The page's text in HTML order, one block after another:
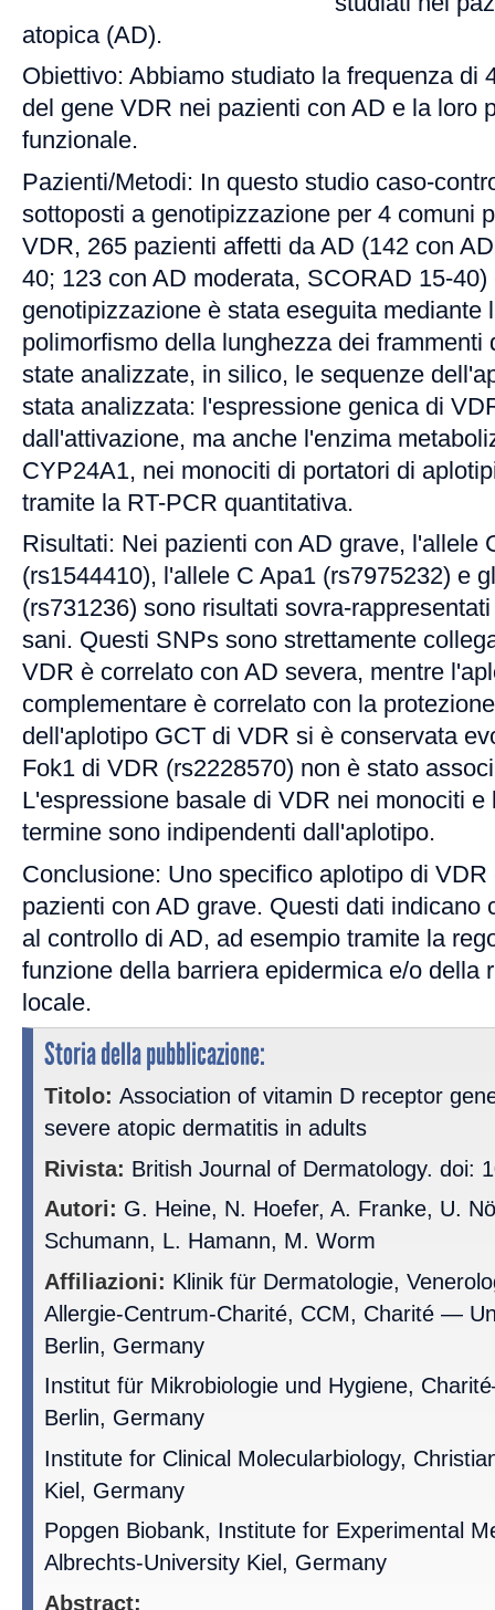
atopica (AD).
Obiettivo: Abbiamo studiato la frequenza di
del gene VDR nei pazienti con AD e la loro
funzionale.
Pazienti/Metodi: In questo studio caso-
sottoposti a genotipizzazione per 4 comuni
VDR, 265 pazienti affetti da AD (142 con
40; 123 con AD moderata, SCORAD 15-
genotipizzazione è stata eseguita mediante
polimorfismo della lunghezza dei frammenti
state analizzate, in silico, le sequenze
stata analizzata: l'espressione genica di
dall'attivazione, ma anche l'enzima
CYP24A1, nei monociti di portatori di
tramite la RT-PCR quantitativa.
Risultati: Nei pazienti con AD grave, l'allele
(rs1544410), l'allele C Apa1 (rs7975232) e
(rs731236) sono risultati sovra-
sani. Questi SNPs sono strettamente
VDR è correlato con AD severa, mentre
complementare è correlato con la
dell'aplotipo GCT di VDR si è conservata
Fok1 di VDR (rs2228570) non è stato
L'espressione basale di VDR nei monociti e
termine sono indipendenti dall'aplotipo.
Conclusione: Uno specifico aplotipo di
pazienti con AD grave. Questi dati indicano
al controllo di AD, ad esempio tramite la
funzione della barriera epidermica e/o della
locale.
Storia della pubblicazione:
Titolo: Association of vitamin D receptor
severe atopic dermatitis in adults
Rivista: British Journal of Dermatology. doi:
Autori: G. Heine, N. Hoefer, A. Franke, U.
Schumann, L. Hamann, M. Worm
Affiliazioni: Klinik für Dermatologie,
Allergie-Centrum-Charité, CCM, Charité —
Berlin, Germany
Institut für Mikrobiologie und Hygiene,
Berlin, Germany
Institute for Clinical Molecularbiology,
Kiel, Germany
Popgen Biobank, Institute for Experimental
Albrechts-University Kiel, Germany
Abstract: